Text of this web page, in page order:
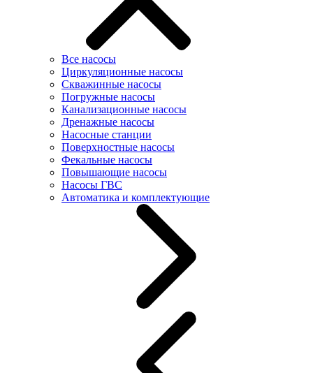
Все насосы
Циркуляционные насосы
Скважинные насосы
Погружные насосы
Канализационные насосы
Дренажные насосы
Насосные станции
Поверхностные насосы
Фекальные насосы
Повышающие насосы
Насосы ГВС
Автоматика и комплектующие